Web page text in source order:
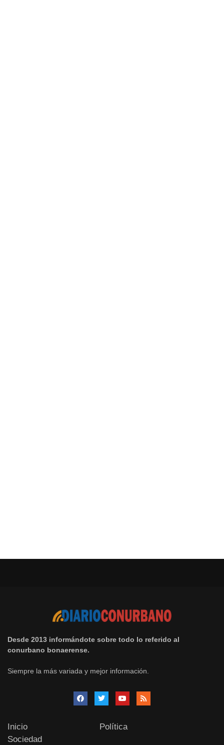
Desde 2013 informándote sobre todo lo referido al
conurbano bonaerense.
Siempre la más variada y mejor información.
Inicio
Política
Sociedad